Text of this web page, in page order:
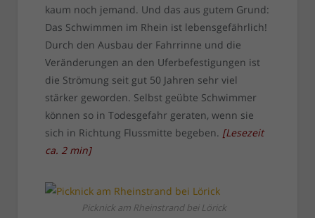
kaum noch jemand. Und das aus gutem Grund:
Das Schwimmen im Rhein ist lebensgefährlich!
Durch den Ausbau der Fahrrinne und die
Veränderungen an den Uferbefestigungen ist
die Strömung seit gut 50 Jahren sehr viel
stärker geworden. Selbst geübte Schwimmer
können so in Todesgefahr geraten, wenn sie
sich in Richtung Flussmitte begeben. [Lesezeit
ca. 2 min]
Picknick am Rheinstrand bei Lörick